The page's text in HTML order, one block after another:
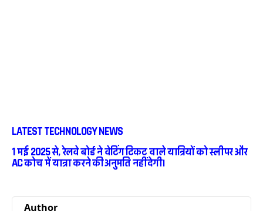
LATEST TECHNOLOGY NEWS
1 मई 2025 से, रेलवे बोर्ड ने वेटिंग टिकट वाले यात्रियों को स्लीपर और
AC कोच में यात्रा करने की अनुमति नहीं देगी।
Author